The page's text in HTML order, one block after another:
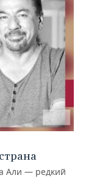
Али — редкий